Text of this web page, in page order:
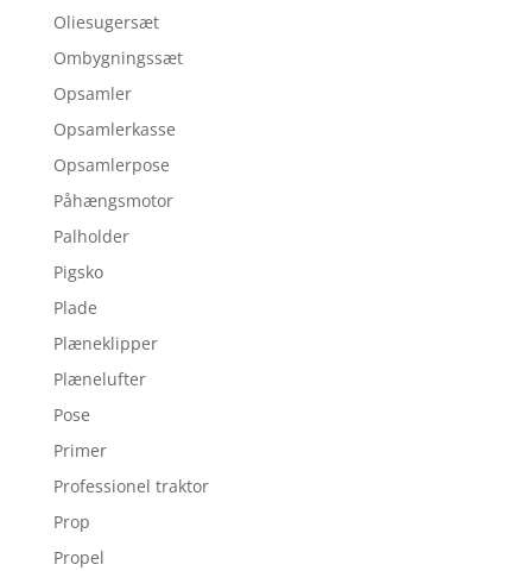
Oliesugersæt
Ombygningssæt
Opsamler
Opsamlerkasse
Opsamlerpose
Påhængsmotor
Palholder
Pigsko
Plade
Plæneklipper
Plænelufter
Pose
Primer
Professionel traktor
Prop
Propel